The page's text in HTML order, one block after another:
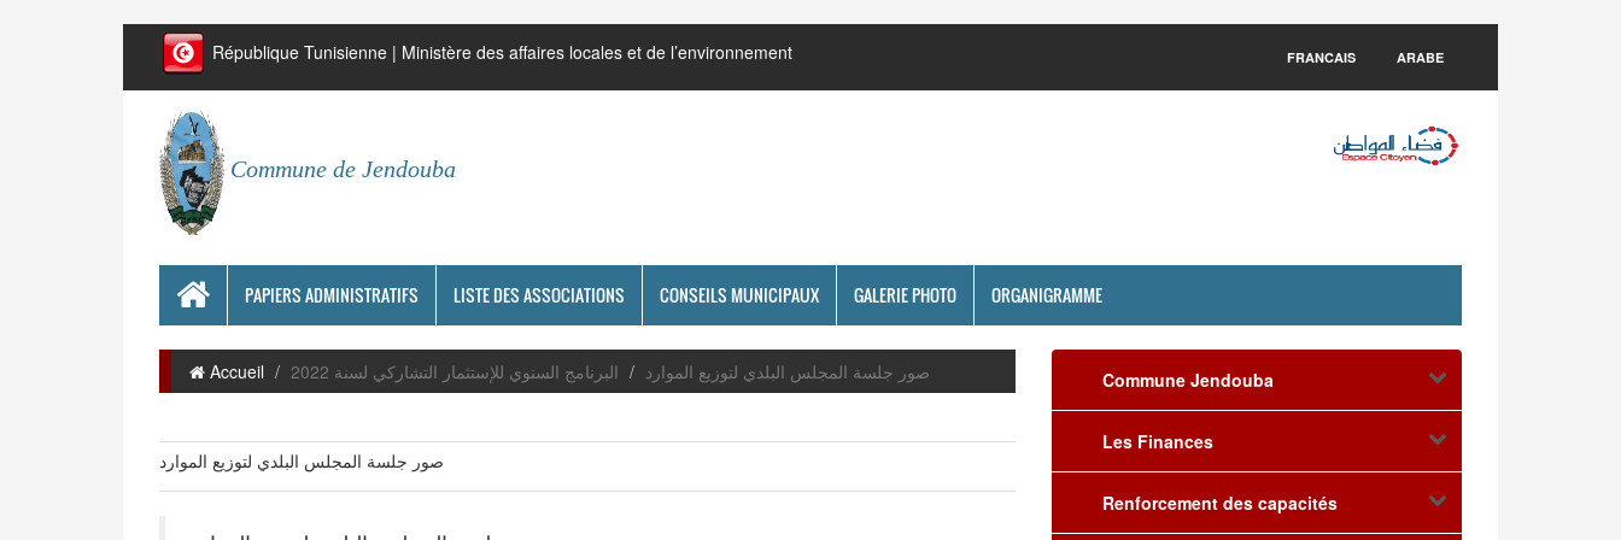
République Tunisienne | Ministère des affaires locales et de l’environnement FRANCAIS ARABE
Commune de Jendouba
PAPIERS ADMINISTRATIFS LISTE DES ASSOCIATIONS CONSEILS MUNICIPAUX GALERIE PHOTO ORGANIGRAMME
Accueil البرنامج السنوي للإستثمار التشاركي لسنة 2022 صور جلسة المجلس البلدي لتوزيع الموارد
صور جلسة المجلس البلدي لتوزيع الموارد
Commune Jendouba
Les Finances
Renforcement des capacités